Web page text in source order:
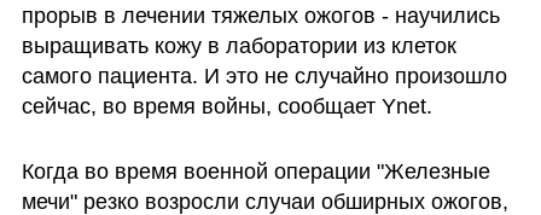
прорыв в лечении тяжелых ожогов - научились
выращивать кожу в лаборатории из клеток
самого пациента. И это не случайно произошло
сейчас, во время войны, сообщает Ynet.
Когда во время военной операции "Железные
мечи" резко возросли случаи обширных ожогов,